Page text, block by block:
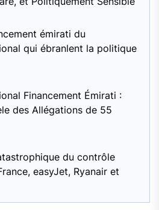
émirati du
qui ébranlent la politique
Financement Émirati :
des Allégations de 55
du contrôle
easyJet, Ryanair et